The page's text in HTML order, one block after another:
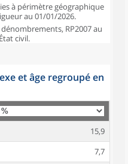
à périmètre géographique
au 01/01/2026.
dénombrements, RP2007 au
civil.
et âge regroupé en
15,9
7,7